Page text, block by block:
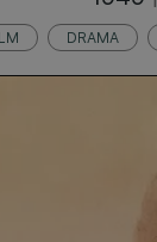
DRAMA